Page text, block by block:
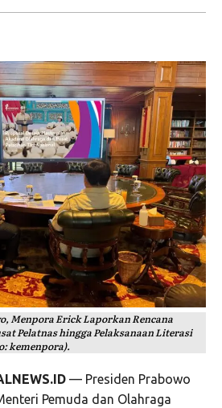
Menpora Erick Laporkan Rencana
Pelatnas hingga Pelaksanaan Literasi
kemenpora).
— Presiden Prabowo
Pemuda dan Olahraga